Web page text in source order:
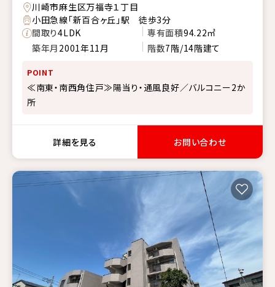
川崎市麻生区万福寺１丁目
小田急線「新百合ヶ丘」駅 徒歩3分
間取り4LDK 専有面積94.22㎡
築年月 2001年11月 階数7階/14階建て
POINT
≪南東・南西角住戸≫陽当り・通風良好／バルコニー2か
所
詳細を見る お問い合わせ